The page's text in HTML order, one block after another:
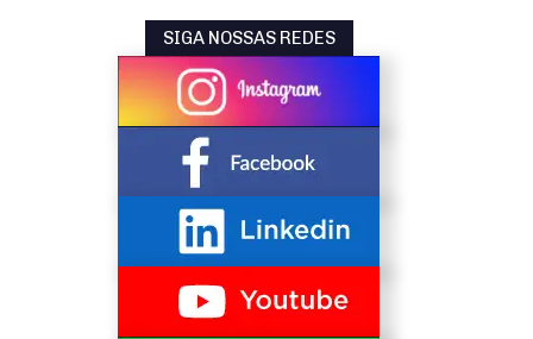
SIGA NOSSAS REDES